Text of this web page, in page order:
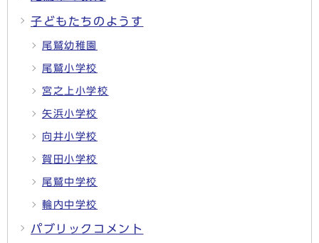
子どもたちのようす
尾鷲幼稚園
尾鷲小学校
宮之上小学校
矢浜小学校
向井小学校
賀田小学校
尾鷲中学校
輪内中学校
パブリックコメント